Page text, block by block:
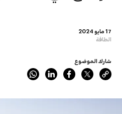
17 مايو 2024
الطاقة
شارك الموضوع